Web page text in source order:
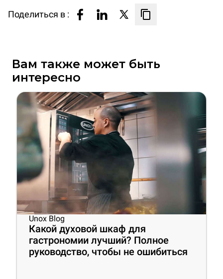
Поделиться в :
Вам также может быть
интересно
Unox Blog
Какой духовой шкаф для
гастрономии лучший? Полное
руководство, чтобы не ошибиться